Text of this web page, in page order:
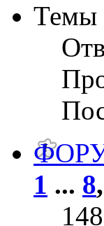
Темы
1 ... 8,
148